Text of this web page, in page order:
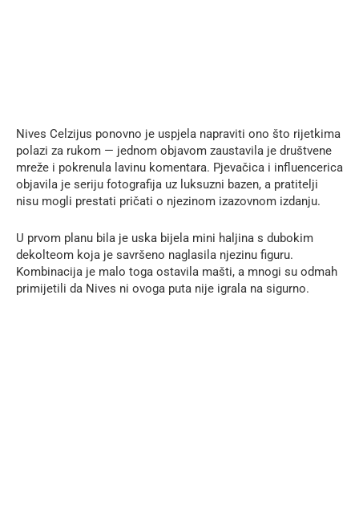
Nives Celzijus ponovno je uspjela napraviti ono što rijetkima
polazi za rukom — jednom objavom zaustavila je društvene
mreže i pokrenula lavinu komentara. Pjevačica i influencerica
objavila je seriju fotografija uz luksuzni bazen, a pratitelji
nisu mogli prestati pričati o njezinom izazovnom izdanju.
U prvom planu bila je uska bijela mini haljina s dubokim
dekolteom koja je savršeno naglasila njezinu figuru.
Kombinacija je malo toga ostavila mašti, a mnogi su odmah
primijetili da Nives ni ovoga puta nije igrala na sigurno.